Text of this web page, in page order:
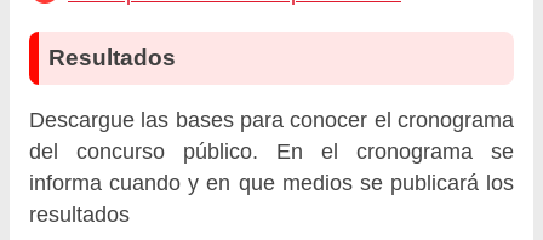
Resultados
Descargue las bases para conocer el cronograma
del concurso público. En el cronograma se
informa cuando y en que medios se publicará los
resultados